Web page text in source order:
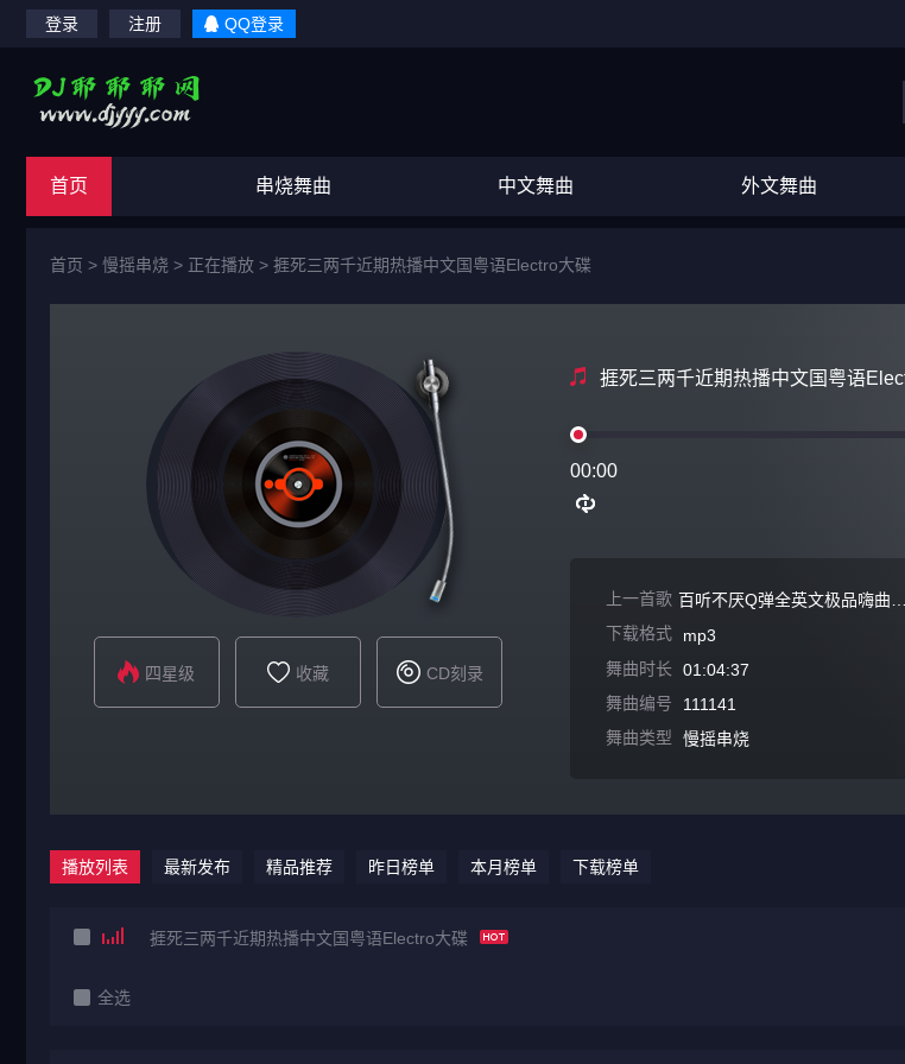
登录 注册 QQ登录
首页 串烧舞曲 中文舞曲 外文舞曲
首页 > 慢摇串烧 > 正在播放 > 捱死三两千近期热播中文国粤语Electro大碟
四星级 收藏 CD刻录
捱死三两千近期热播中文国粤语
00:00
上一首歌 百听不厌Q弹全英文极品嗨曲慢摇无心睡眠鼓串烧
下载格式
mp3
舞曲时长
01:04:37
舞曲编号
111141
舞曲类型
慢摇串烧
播放列表 最新发布 精品推荐 昨日榜单 本月榜单 下载榜单
捱死三两千近期热播中文国粤语Electro大碟
全选